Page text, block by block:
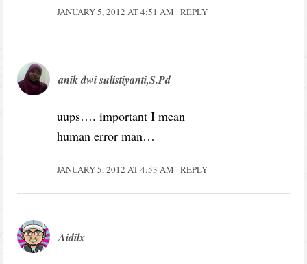
JANUARY 5, 2012 AT 4:51 AM REPLY
anik dwi sulistiyanti,S.Pd
uups…. important I mean
human error man…
JANUARY 5, 2012 AT 4:53 AM REPLY
Aidilx